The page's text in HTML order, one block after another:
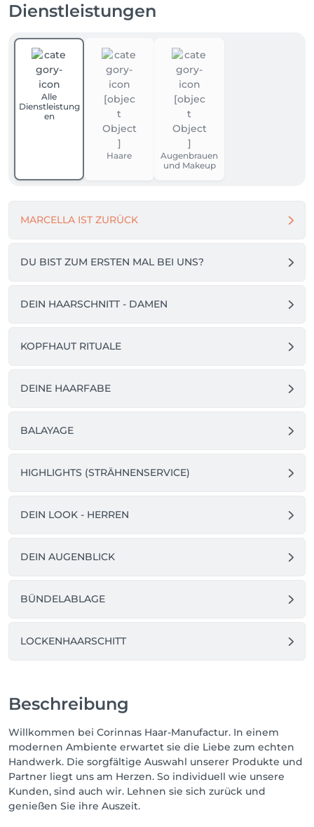
Dienstleistungen
Alle
Dienstleistung
en
Haare
Augenbrauen
und Makeup
MARCELLA IST ZURÜCK
DU BIST ZUM ERSTEN MAL BEI UNS?
DEIN HAARSCHNITT - DAMEN
KOPFHAUT RITUALE
DEINE HAARFABE
BALAYAGE
HIGHLIGHTS (STRÄHNENSERVICE)
DEIN LOOK - HERREN
DEIN AUGENBLICK
BÜNDELABLAGE
LOCKENHAARSCHITT
Beschreibung
Willkommen bei Corinnas Haar-Manufactur. In einem
modernen Ambiente erwartet sie die Liebe zum echten
Handwerk. Die sorgfältige Auswahl unserer Produkte und
Partner liegt uns am Herzen. So individuell wie unsere
Kunden, sind auch wir. Lehnen sie sich zurück und
genießen Sie ihre Auszeit.